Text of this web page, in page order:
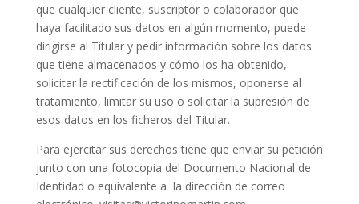
que cualquier cliente, suscriptor o colaborador que
haya facilitado sus datos en algún momento, puede
dirigirse al Titular y pedir información sobre los datos
que tiene almacenados y cómo los ha obtenido,
solicitar la rectificación de los mismos, oponerse al
tratamiento, limitar su uso o solicitar la supresión de
esos datos en los ficheros del Titular.
Para ejercitar sus derechos tiene que enviar su petición
junto con una fotocopia del Documento Nacional de
Identidad o equivalente a la dirección de correo